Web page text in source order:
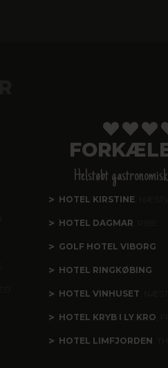
Helstøbt
HOTEL KIRSTINE
HOTEL DAGMAR
GOLF HOTEL VIBORG
HOTEL RINGKØBING
HOTEL VINHUSET
HOTEL KRYB I LY KRO
HOTEL LIMFJORDEN